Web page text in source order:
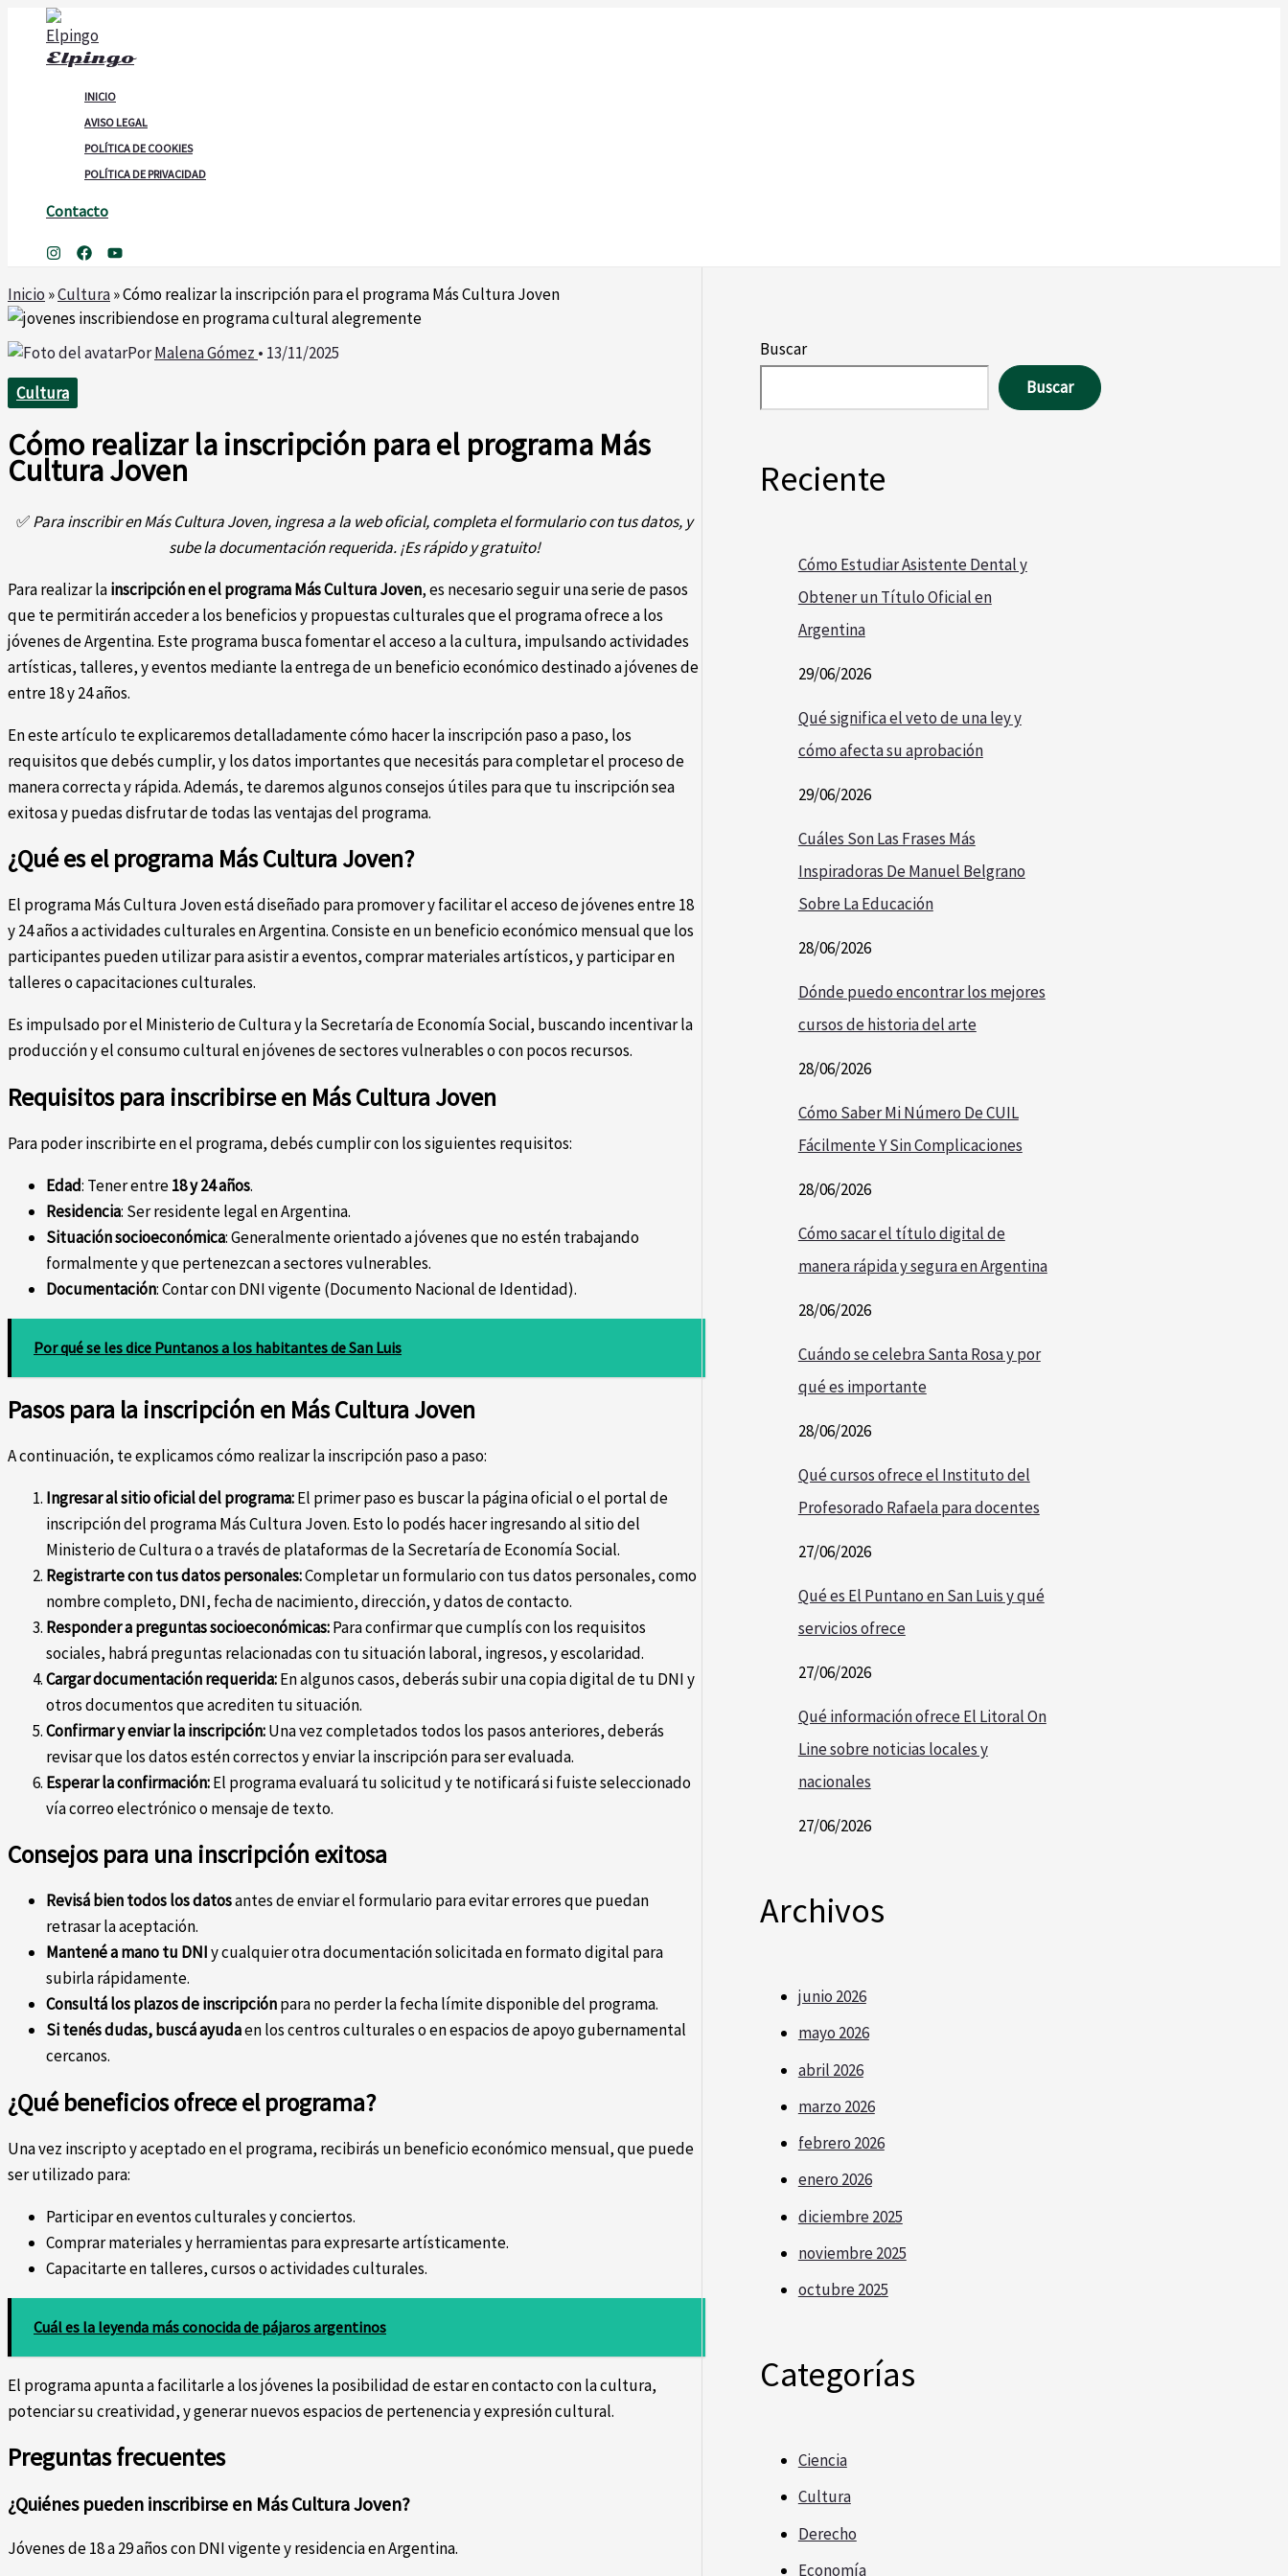
contenido
Elpingo
INICIO
AVISO LEGAL
POLÍTICA DE COOKIES
POLÍTICA DE PRIVACIDAD
Contacto
Inicio »Cultura»Cómo realizar la inscripción para el programa Más Cultura Joven
PorMalena Gómez • 13/11/2025
Cultura
Cómo realizar la inscripción para el programa Más
Cultura Joven
✅Para inscribir en Más Cultura Joven, ingresa a la web oficial, completa el formulario con tus datos, y
sube la documentación requerida. ¡Es rápido y gratuito!
Para realizar lainscripción en el programa Más Cultura Joven, es necesario seguir una serie de pasos
que te permitirán acceder a los beneficios y propuestas culturales que el programa ofrece a los
jóvenes de Argentina. Este programa busca fomentar el acceso a la cultura, impulsando actividades
artísticas, talleres, y eventos mediante la entrega de un beneficio económico destinado a jóvenes de
entre 18 y 24 años.
En este artículo te explicaremos detalladamente cómo hacer la inscripción paso a paso, los
requisitos que debés cumplir, y los datos importantes que necesitás para completar el proceso de
manera correcta y rápida. Además, te daremos algunos consejos útiles para que tu inscripción sea
exitosa y puedas disfrutar de todas las ventajas del programa.
¿Qué es el programa Más Cultura Joven?
El programa Más Cultura Joven está diseñado para promover y facilitar el acceso de jóvenes entre 18
y 24 años a actividades culturales en Argentina. Consiste en un beneficio económico mensual que los
participantes pueden utilizar para asistir a eventos, comprar materiales artísticos, y participar en
talleres o capacitaciones culturales.
Es impulsado por el Ministerio de Cultura y la Secretaría de Economía Social, buscando incentivar la
producción y el consumo cultural en jóvenes de sectores vulnerables o con pocos recursos.
Requisitos para inscribirse en Más Cultura Joven
Para poder inscribirte en el programa, debés cumplir con los siguientes requisitos:
Edad: Tener entre18 y 24 años.
Residencia: Ser residente legal en Argentina.
Situación socioeconómica: Generalmente orientado a jóvenes que no estén trabajando
formalmente y que pertenezcan a sectores vulnerables.
Documentación: Contar con DNI vigente (Documento Nacional de Identidad).
Por qué se les dice Puntanos a los habitantes de San Luis
Pasos para la inscripción en Más Cultura Joven
A continuación, te explicamos cómo realizar la inscripción paso a paso:
Ingresar al sitio oficial del programa:El primer paso es buscar la página oficial o el portal de
inscripción del programa Más Cultura Joven. Esto lo podés hacer ingresando al sitio del
Ministerio de Cultura o a través de plataformas de la Secretaría de Economía Social.
Registrarte con tus datos personales:Completar un formulario con tus datos personales, como
nombre completo, DNI, fecha de nacimiento, dirección, y datos de contacto.
Responder a preguntas socioeconómicas:Para confirmar que cumplís con los requisitos
sociales, habrá preguntas relacionadas con tu situación laboral, ingresos, y escolaridad.
Cargar documentación requerida:En algunos casos, deberás subir una copia digital de tu DNI y
otros documentos que acrediten tu situación.
Confirmar y enviar la inscripción:Una vez completados todos los pasos anteriores, deberás
revisar que los datos estén correctos y enviar la inscripción para ser evaluada.
Esperar la confirmación:El programa evaluará tu solicitud y te notificará si fuiste seleccionado
vía correo electrónico o mensaje de texto.
Consejos para una inscripción exitosa
Revisá bien todos los datosantes de enviar el formulario para evitar errores que puedan
retrasar la aceptación.
Mantené a mano tu DNIy cualquier otra documentación solicitada en formato digital para
subirla rápidamente.
Consultá los plazos de inscripciónpara no perder la fecha límite disponible del programa.
Si tenés dudas, buscá ayudaen los centros culturales o en espacios de apoyo gubernamental
cercanos.
¿Qué beneficios ofrece el programa?
Una vez inscripto y aceptado en el programa, recibirás un beneficio económico mensual, que puede
ser utilizado para:
Participar en eventos culturales y conciertos.
Comprar materiales y herramientas para expresarte artísticamente.
Capacitarte en talleres, cursos o actividades culturales.
Cuál es la leyenda más conocida de pájaros argentinos
El programa apunta a facilitarle a los jóvenes la posibilidad de estar en contacto con la cultura,
potenciar su creatividad, y generar nuevos espacios de pertenencia y expresión cultural.
Preguntas frecuentes
¿Quiénes pueden inscribirse en Más Cultura Joven?
Jóvenes de 18 a 29 años con DNI vigente y residencia en Argentina.
Buscar
Buscar
Reciente
Cómo Estudiar Asistente Dental y
Obtener un Título Oficial en
Argentina
29/06/2026
Qué significa el veto de una ley y
cómo afecta su aprobación
29/06/2026
Cuáles Son Las Frases Más
Inspiradoras De Manuel Belgrano
Sobre La Educación
28/06/2026
Dónde puedo encontrar los mejores
cursos de historia del arte
28/06/2026
Cómo Saber Mi Número De CUIL
Fácilmente Y Sin Complicaciones
28/06/2026
Cómo sacar el título digital de
manera rápida y segura en Argentina
28/06/2026
Cuándo se celebra Santa Rosa y por
qué es importante
28/06/2026
Qué cursos ofrece el Instituto del
Profesorado Rafaela para docentes
27/06/2026
Qué es El Puntano en San Luis y qué
servicios ofrece
27/06/2026
Qué información ofrece El Litoral On
Line sobre noticias locales y
nacionales
27/06/2026
Archivos
junio 2026
mayo 2026
abril 2026
marzo 2026
febrero 2026
enero 2026
diciembre 2025
noviembre 2025
octubre 2025
Categorías
Ciencia
Cultura
Derecho
Economía